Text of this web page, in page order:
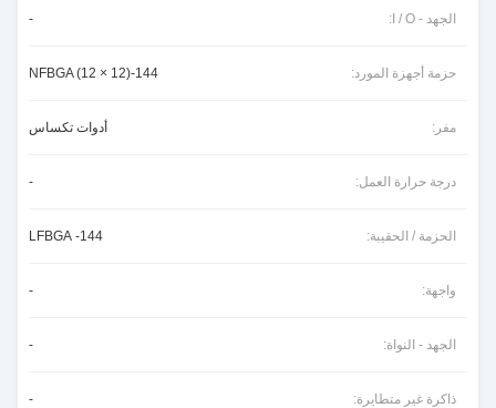
الجهد - I / O: -
حزمة أجهزة المورد: 144-NFBGA (12 × 12)
مفر: أدوات تكساس
درجة حرارة العمل: -
الحزمة / الحقيبة: 144- LFBGA
واجهة: -
الجهد - النواة: -
ذاكرة غير متطايرة: -